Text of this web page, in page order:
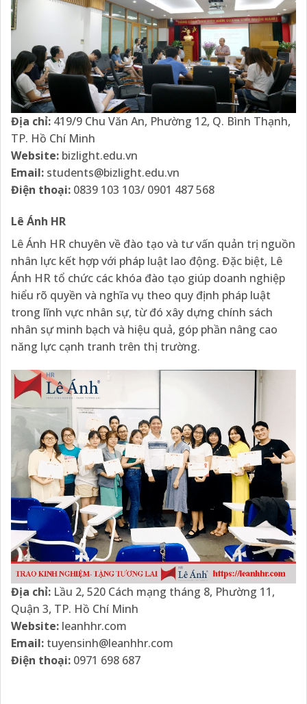
Địa chỉ: 419/9 Chu Văn An, Phường 12, Q. Bình Thạnh,
TP. Hồ Chí Minh
Website: bizlight.edu.vn
Email: students@bizlight.edu.vn
Điện thoại: 0839 103 103/ 0901 487 568
Lê Ánh HR
Lê Ánh HR chuyên về đào tạo và tư vấn quản trị nguồn
nhân lực kết hợp với pháp luật lao động. Đặc biệt, Lê
Ánh HR tổ chức các khóa đào tạo giúp doanh nghiệp
hiểu rõ quyền và nghĩa vụ theo quy định pháp luật
trong lĩnh vực nhân sự, từ đó xây dựng chính sách
nhân sự minh bạch và hiệu quả, góp phần nâng cao
năng lực cạnh tranh trên thị trường.
Địa chỉ: Lầu 2, 520 Cách mạng tháng 8, Phường 11,
Quận 3, TP. Hồ Chí Minh
Website: leanhhr.com
Email: tuyensinh@leanhhr.com
Điện thoại: 0971 698 687